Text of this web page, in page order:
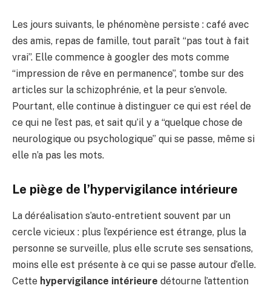
Les jours suivants, le phénomène persiste : café avec
des amis, repas de famille, tout paraît “pas tout à fait
vrai”. Elle commence à googler des mots comme
“impression de rêve en permanence”, tombe sur des
articles sur la schizophrénie, et la peur s’envole.
Pourtant, elle continue à distinguer ce qui est réel de
ce qui ne l’est pas, et sait qu’il y a “quelque chose de
neurologique ou psychologique” qui se passe, même si
elle n’a pas les mots.
Le piège de l’hypervigilance intérieure
La déréalisation s’auto-entretient souvent par un
cercle vicieux : plus l’expérience est étrange, plus la
personne se surveille, plus elle scrute ses sensations,
moins elle est présente à ce qui se passe autour d’elle.
Cette hypervigilance intérieure détourne l’attention